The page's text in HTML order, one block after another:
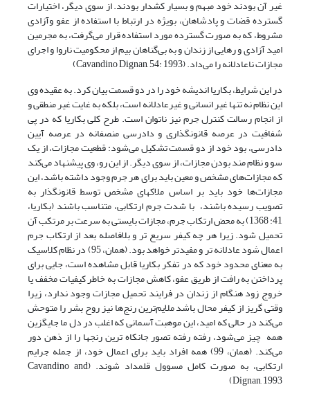
غیر آن بودند خود مبهم و بسیار کشدار بودند. از سوی دیگر، اختیارات
گسترده قضات و پادشاهان، بویژه در ارتباط با استفاده از عفو وآزادی
مشروط، که به صورت گسترده مورد استفاده قرار می‌گرفت، به مجرمین
امید آزادی و رهایی از زندان و به بی‌گناهان بیم از محکومیت ناروا و اجرای
مجازات ناعادلانه را می‌داد. (Cavandino Dignan, 54: 1993)
در این شرایط، بکاریا اندیشه خود را در دو قسمت بیان کرد. به عقیده وی
این نظام نه تنها غیر انسانی و غیرعادلانه است، بلکه به غایت غیر منطقی و
از انجام رسالت کنترل جرم نیز ناتوان است. طرح کلی بکاریا که در پی
شفافیت در عرصه قانونگذاری و دادرسی منصفانه در عرصه آیین
دادرسی، بود خود از دو قسمت تشکیل می‌شود: قطعیت مجازات، از یک
سو و نظام مند بودن مجازات، از سوی دیگر. از این رو، وی پیشنهاد می‌کند
که مجازات‌های مشخص و معین باید برای هر جرم وجود داشته باشد، این
مجازات‌ها خود باید بر اساس ملاکهای مشخص توسط قانونگذار به
تصویب رسیده باشند، با شدت جرم ارتکابی، متناسب باشند (بکاریا،
41: 1368) به محض ارتکاب جرم، مجازات بایستی به سرعت بر مرتکب آن
تحمیل شود. زیرا هر چه کیفر سریع تر و بلافاصله بعد از ارتکاب جرم
اعمال شود عادلانه تر و مفیدتر خواهد بود. (همان، 95) در نظام کلاسیک
به معنای محدود خود که در تفکر بکاریا قابل مشاهده است، جایی برای
پرداختن به رافت از طریق عفو، کاهش مجازات به خاطر کیفیات مخفف یا
خروج زود هنگام از زندان در فرایند تحمیل مجازات وجود ندارد، زیرا
وقتی گریز از کیفر محال باشد ملایم‌ترین رنج‌ها نیز روح بشر را متوحش
می‌کند در حالی که امید، این موهبت آسمانی که اغلب در دل ما جایگزین
همه چیز می‌شود، رفته رفته تصور جانکاه ترین رنجها را از ذهن دور
می‌کند. (همان، 99) همه افراد باید برای اعمال خود، از جمله جرایم
ارتکابی، به صورت کامل مسوول قلمداد شوند. (Cavandino and
Dignan, 1993)